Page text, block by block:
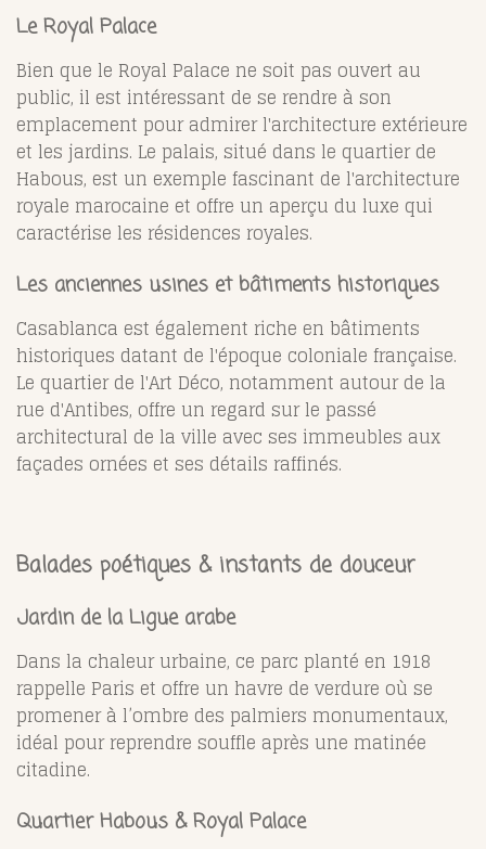
Le Royal Palace
Bien que le Royal Palace ne soit pas ouvert au
public, il est intéressant de se rendre à son
emplacement pour admirer l'architecture extérieure
et les jardins. Le palais, situé dans le quartier de
Habous, est un exemple fascinant de l'architecture
royale marocaine et offre un aperçu du luxe qui
caractérise les résidences royales.
Les anciennes usines et bâtiments historiques
Casablanca est également riche en bâtiments
historiques datant de l'époque coloniale française.
Le quartier de l'Art Déco, notamment autour de la
rue d'Antibes, offre un regard sur le passé
architectural de la ville avec ses immeubles aux
façades ornées et ses détails raffinés.
Balades poétiques & instants de douceur
Jardin de la Ligue arabe
Dans la chaleur urbaine, ce parc planté en 1918
rappelle Paris et offre un havre de verdure où se
promener à l’ombre des palmiers monumentaux,
idéal pour reprendre souffle après une matinée
citadine.
Quartier Habous & Royal Palace